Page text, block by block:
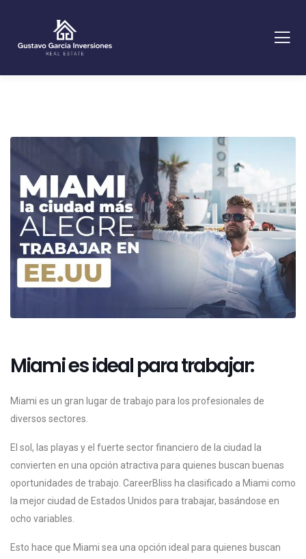
Miami es ideal para trabajar:
Miami es un gran lugar de trabajo para los profesionales de
diversos sectores.
El sol, las playas y el fuerte sector financiero de la ciudad la
convierten en una opción atractiva para quienes buscan buenas
oportunidades de trabajo. CareerBliss ha clasificado a Miami como
la mejor ciudad de Estados Unidos para trabajar, basándose en
ocho variables.
Esto hace que Miami sea una opción ideal para quienes buscan